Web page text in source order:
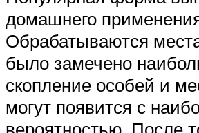
домашнего
Обрабатываются
было замечено
скопление особей и
могут появится с